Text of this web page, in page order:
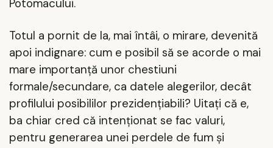
Potomacului.
Totul a pornit de la, mai întâi, o mirare, devenită
apoi indignare: cum e posibil să se acorde o mai
mare importanță unor chestiuni
formale/secundare, ca datele alegerilor, decât
profilului posibililor prezidențiabili? Uitați că e,
ba chiar cred că intenționat se fac valuri,
pentru generarea unei perdele de fum și